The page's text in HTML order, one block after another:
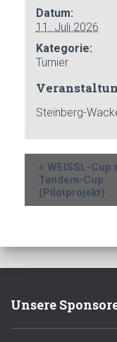
Datum:
11. Juli 2026
Kategorie:
Turnier
Steinberg-
« WEISSL-Cup
Tandem-Cup
(Pilotprojekt)
Unsere